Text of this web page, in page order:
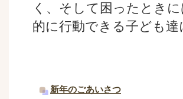
く、そして困ったとき
的に行動できる子ども
新年のごあいさつ